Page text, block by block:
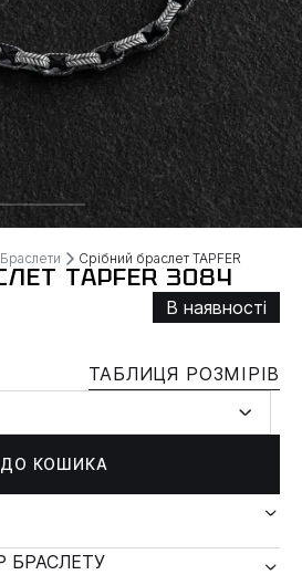
Браслети Срібний браслет TAPFER
TAPFER 3084
В наявності
ТАБЛИЦЯ РОЗМІРІВ
ДО КОШИКА
БРАСЛЕТУ